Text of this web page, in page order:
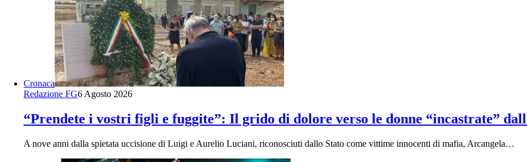
Cronaca
Redazione FG6 Agosto 2026
“Prendete i vostri figli e fuggite”: Il grido di dolore verso le donne “incastrate”
A nove anni dalla spietata uccisione di Luigi e Aurelio Luciani, riconosciuti dallo Stato come vittime innocenti di mafia, Arcangela…